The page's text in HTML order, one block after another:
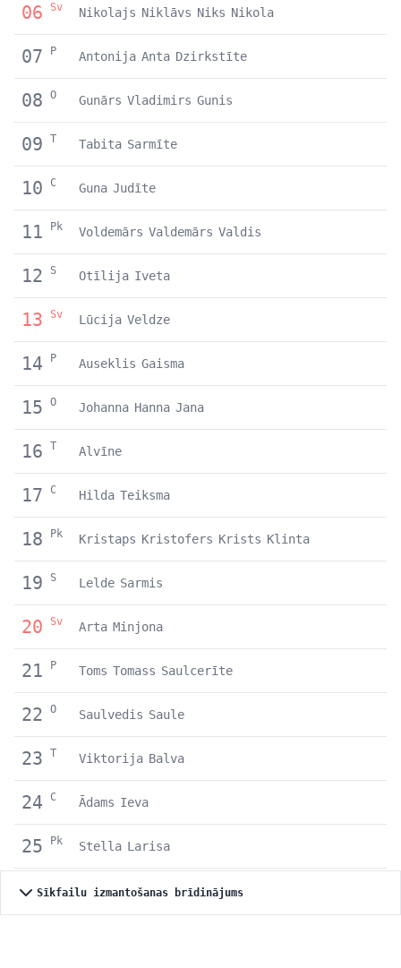
06 Sv Nikolajs Niklāvs Niks Nikola
07 P Antonija Anta Dzirkstīte
08 O Gunārs Vladimirs Gunis
09 T Tabita Sarmīte
10 C Guna Judīte
11 Pk Voldemārs Valdemārs Valdis
12 S Otīlija Iveta
13 Sv Lūcija Veldze
14 P Auseklis Gaisma
15 O Johanna Hanna Jana
16 T Alvīne
17 C Hilda Teiksma
18 Pk Kristaps Kristofers Krists Klinta
19 S Lelde Sarmis
20 Sv Arta Minjona
21 P Toms Tomass Saulcerīte
22 O Saulvedis Saule
23 T Viktorija Balva
24 C Ādams Ieva
25 Pk Stella Larisa
26 S Dainuvīte Gija Megija
Sīkfailu izmantošanas brīdinājums